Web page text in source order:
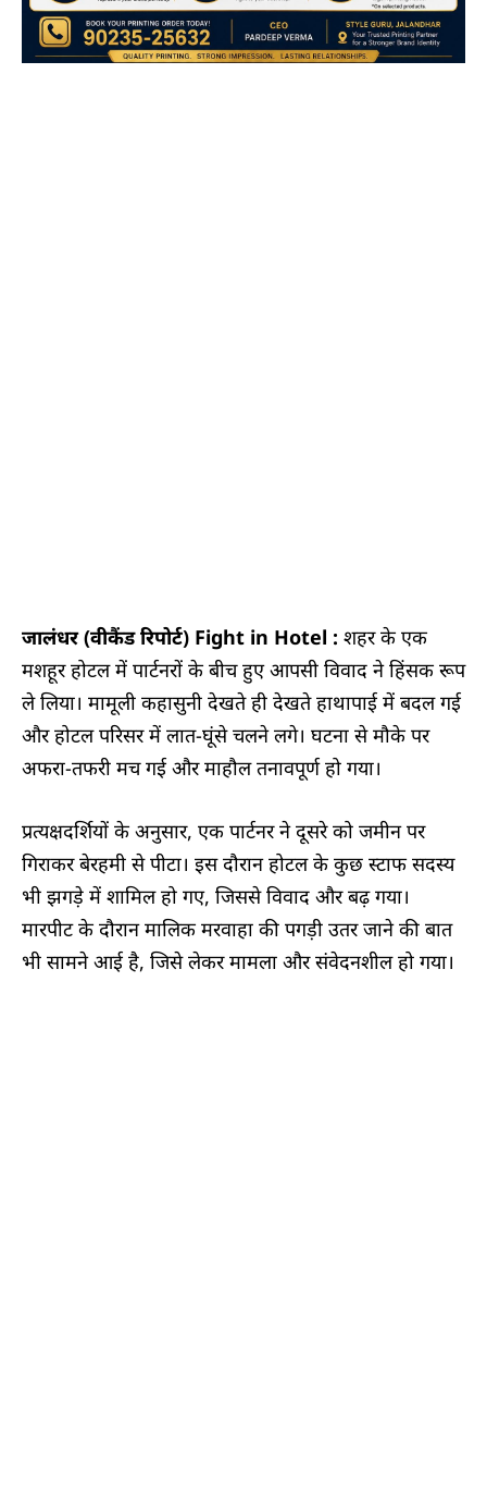
जालंधर (वीकैंड रिपोर्ट) Fight in Hotel : शहर के एक
मशहूर होटल में पार्टनरों के बीच हुए आपसी विवाद ने हिंसक रूप
ले लिया। मामूली कहासुनी देखते ही देखते हाथापाई में बदल गई
और होटल परिसर में लात-घूंसे चलने लगे। घटना से मौके पर
अफरा-तफरी मच गई और माहौल तनावपूर्ण हो गया।
प्रत्यक्षदर्शियों के अनुसार, एक पार्टनर ने दूसरे को जमीन पर
गिराकर बेरहमी से पीटा। इस दौरान होटल के कुछ स्टाफ सदस्य
भी झगड़े में शामिल हो गए, जिससे विवाद और बढ़ गया।
मारपीट के दौरान मालिक मरवाहा की पगड़ी उतर जाने की बात
भी सामने आई है, जिसे लेकर मामला और संवेदनशील हो गया।